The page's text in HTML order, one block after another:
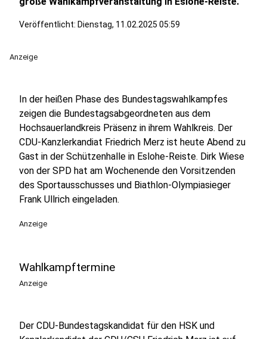
Veröffentlicht: Dienstag, 11.02.2025 05:59
Anzeige
In der heißen Phase des Bundestagswahlkampfes
zeigen die Bundestagsabgeordneten aus dem
Hochsauerlandkreis Präsenz in ihrem Wahlkreis. Der
CDU-Kanzlerkandiat Friedrich Merz ist heute Abend zu
Gast in der Schützenhalle in Eslohe-Reiste. Dirk Wiese
von der SPD hat am Wochenende den Vorsitzenden
des Sportausschusses und Biathlon-Olympiasieger
Frank Ullrich eingeladen.
Anzeige
Wahlkampftermine
Anzeige
Der CDU-Bundestagskandidat für den HSK und